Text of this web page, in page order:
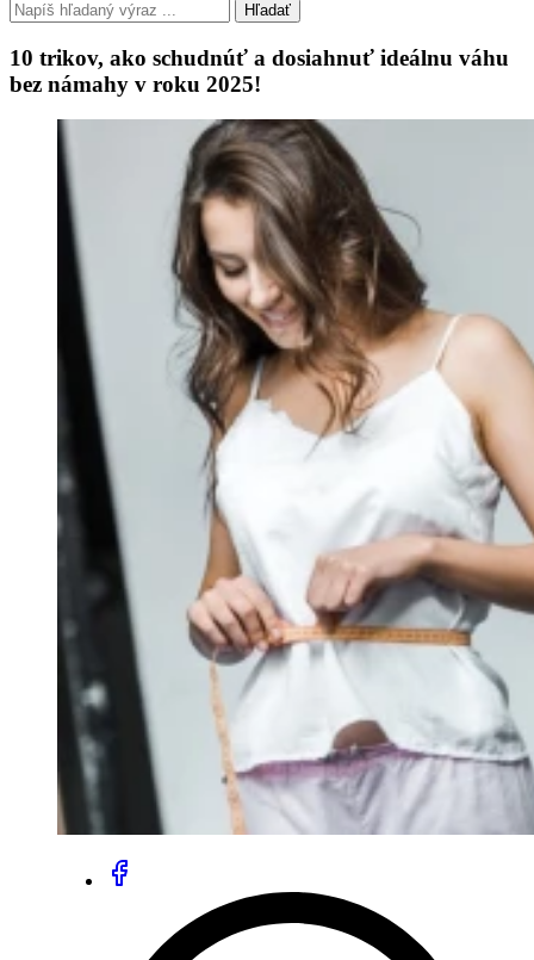
Hľadať
10 trikov, ako schudnúť a dosiahnuť ideálnu váhu
bez námahy v roku 2025!